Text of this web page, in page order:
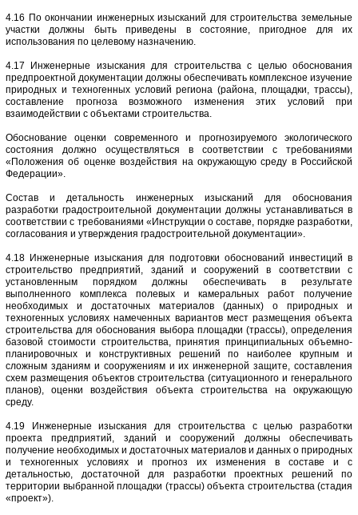
4.16 По окончании инженерных изысканий для строительства земельные
участки должны быть приведены в состояние, пригодное для их
использования по целевому назначению.
4.17 Инженерные изыскания для строительства с целью обоснования
предпроектной документации должны обеспечивать комплексное изучение
природных и техногенных условий региона (района, площадки, трассы),
составление прогноза возможного изменения этих условий при
взаимодействии с объектами строительства.
Обоснование оценки современного и прогнозируемого экологического
состояния должно осуществляться в соответствии с требованиями
«Положения об оценке воздействия на окружающую среду в Российской
Федерации».
Состав и детальность инженерных изысканий для обоснования
разработки градостроительной документации должны устанавливаться в
соответствии с требованиями «Инструкции о составе, порядке разработки,
согласования и утверждения градостроительной документации».
4.18 Инженерные изыскания для подготовки обоснований инвестиций в
строительство предприятий, зданий и сооружений в соответствии с
установленным порядком должны обеспечивать в результате
выполненного комплекса полевых и камеральных работ получение
необходимых и достаточных материалов (данных) о природных и
техногенных условиях намеченных вариантов мест размещения объекта
строительства для обоснования выбора площадки (трассы), определения
базовой стоимости строительства, принятия принципиальных объемно-
планировочных и конструктивных решений по наиболее крупным и
сложным зданиям и сооружениям и их инженерной защите, составления
схем размещения объектов строительства (ситуационного и генерального
планов), оценки воздействия объекта строительства на окружающую
среду.
4.19 Инженерные изыскания для строительства с целью разработки
проекта предприятий, зданий и сооружений должны обеспечивать
получение необходимых и достаточных материалов и данных о природных
и техногенных условиях и прогноз их изменения в составе и с
детальностью, достаточной для разработки проектных решений по
территории выбранной площадки (трассы) объекта строительства (стадия
«проект»).